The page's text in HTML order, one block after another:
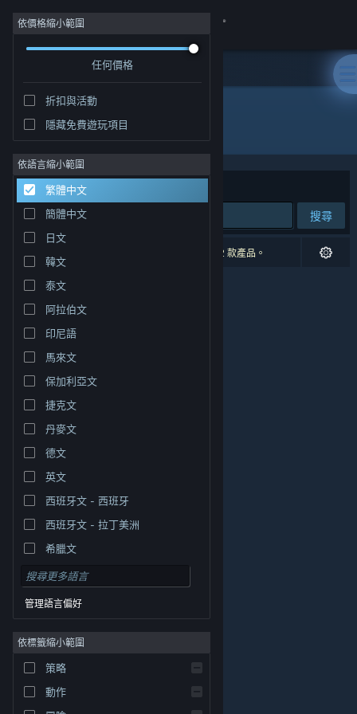
登入
社群
關於
客服
變更語言
取得 Steam 行動應用程式
檢視電腦版網頁
權人在美國與其它國家（地區）之財產。
Cookie
依價格縮小範圍
任何價格
折扣與活動
隱藏免費遊玩項目
依語言縮小範圍
繁體中文
簡體中文
日文
韓文
泰文
阿拉伯文
印尼語
馬來文
保加利亞文
捷克文
丹麥文
德文
英文
西班牙文 - 西班牙
西班牙文 - 拉丁美洲
希臘文
管理語言偏好
依標籤縮小範圍
策略
動作
發行商: Jim Makes Games
排序依據 相關性
搜尋
0 項相符的搜尋結果。 已根據您的偏好設定排除 2 款產品。